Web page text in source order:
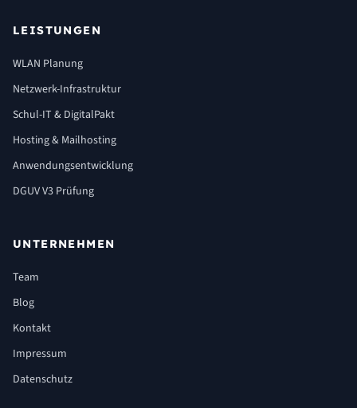
LEISTUNGEN
WLAN Planung
Netzwerk-Infrastruktur
Schul-IT & DigitalPakt
Hosting & Mailhosting
Anwendungsentwicklung
DGUV V3 Prüfung
UNTERNEHMEN
Team
Blog
Kontakt
Impressum
Datenschutz